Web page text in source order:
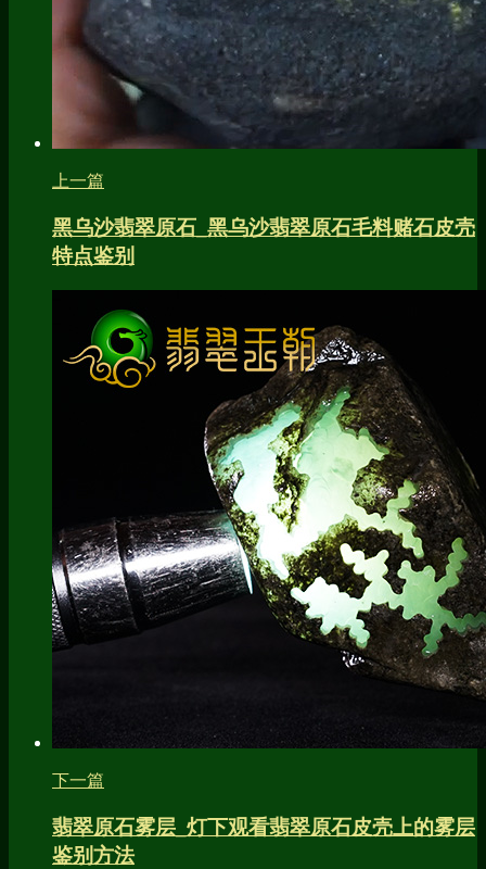
上一篇
黑乌沙翡翠原石_黑乌沙翡翠原石毛料赌石皮壳
特点鉴别
下一篇
翡翠原石雾层_灯下观看翡翠原石皮壳上的雾层
鉴别方法